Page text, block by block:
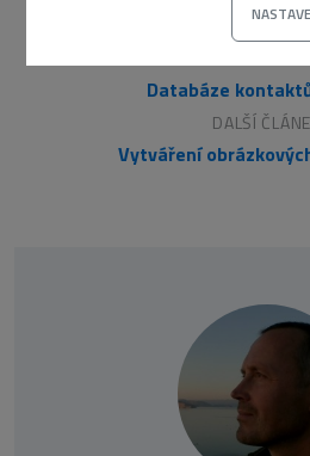
Databáze
DALŠÍ